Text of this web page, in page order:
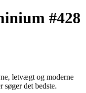
#428
letvægt og moderne
det bedste.